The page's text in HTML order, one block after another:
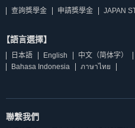
查詢獎學金 申請獎學金 JAPAN
【語言選擇】
日本語 English 中文（简体字）
Bahasa Indonesia
ภาษาไทย
聯繫我們